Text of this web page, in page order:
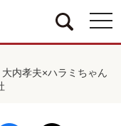
内孝夫×ハラミちゃん